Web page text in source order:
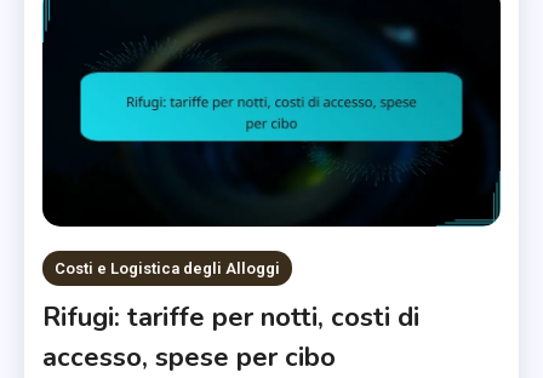
Costi e Logistica degli Alloggi
Rifugi: tariffe per notti, costi di
accesso, spese per cibo